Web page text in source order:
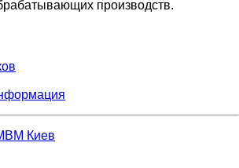
производств.
Киев